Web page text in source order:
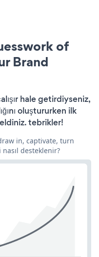
of
Brand
hale getirdiyseniz,
oluştururken ilk
tebrikler!
in, captivate, turn
nasıl desteklenir?